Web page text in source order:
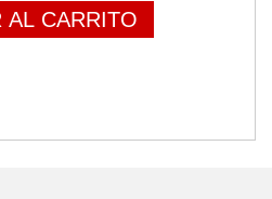
AL CARRITO